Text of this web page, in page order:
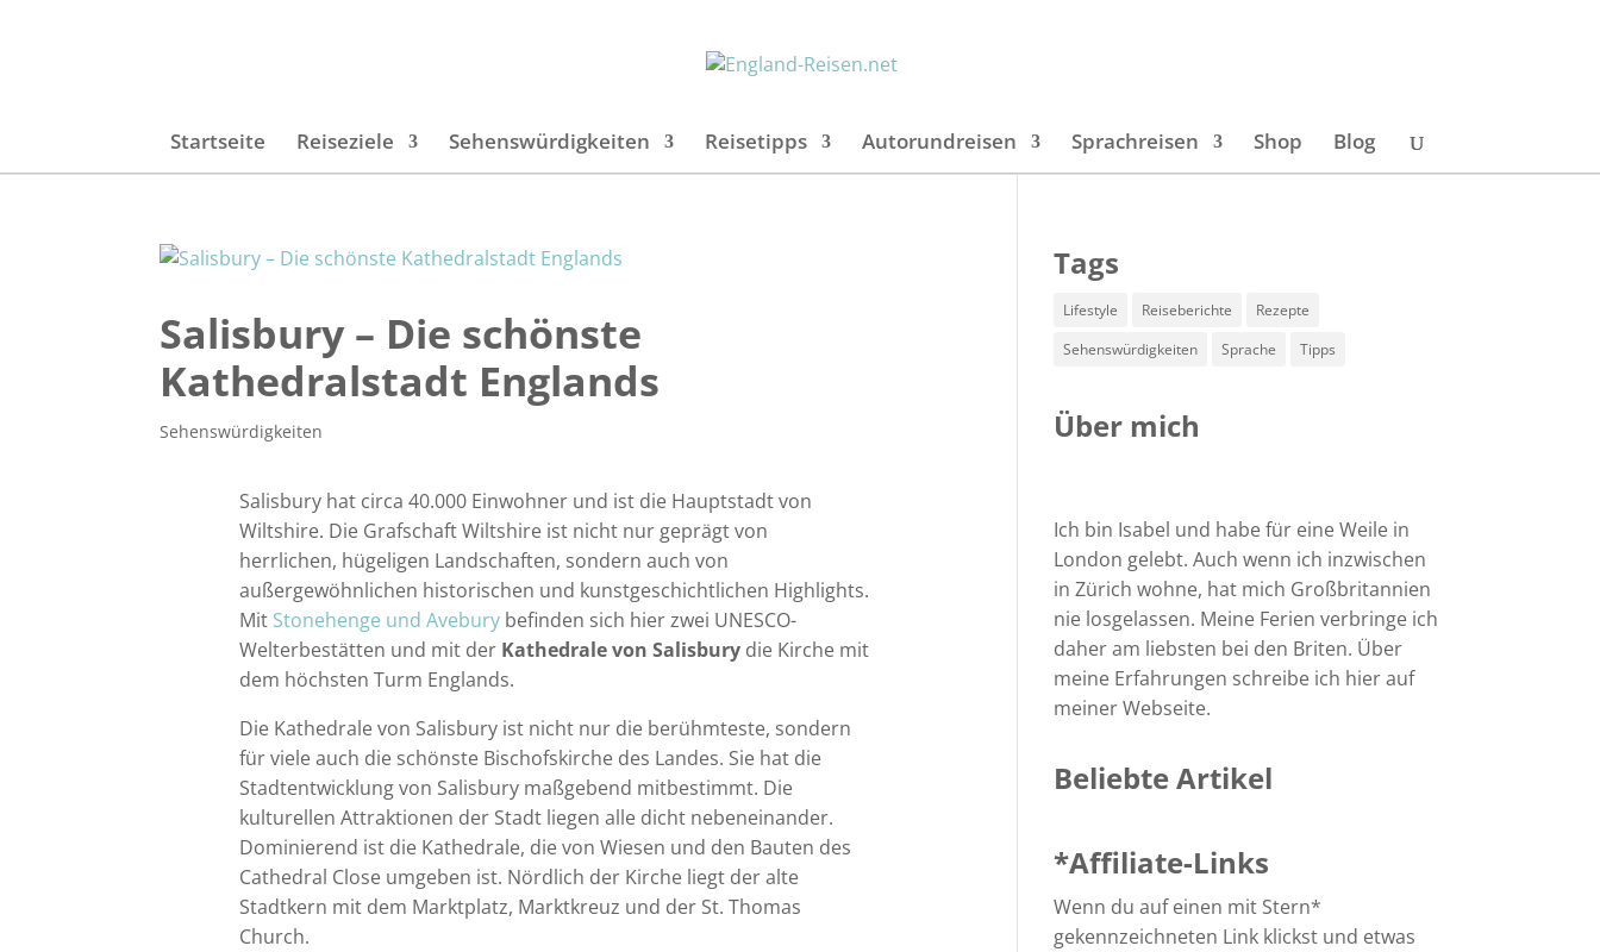
Startseite Reiseziele Sehenswürdigkeiten Reisetipps Autorundreisen Sprachreisen Shop Blog
Salisbury – Die schönste
Kathedralstadt Englands
Sehenswürdigkeiten
Salisbury hat circa 40.000 Einwohner und ist die Hauptstadt von
Wiltshire. Die Grafschaft Wiltshire ist nicht nur geprägt von
herrlichen, hügeligen Landschaften, sondern auch von
außergewöhnlichen historischen und kunstgeschichtlichen Highlights.
Mit Stonehenge und Aveburybefinden sich hier zwei UNESCO-
Welterbestätten und mit der Kathedrale von Salisburydie Kirche mit
dem höchsten Turm Englands.
Die Kathedrale von Salisbury ist nicht nur die berühmteste, sondern
für viele auch die schönste Bischofskirche des Landes. Sie hat die
Stadtentwicklung von Salisbury maßgebend mitbestimmt. Die
kulturellen Attraktionen der Stadt liegen alle dicht nebeneinander.
Dominierend ist die Kathedrale, die von Wiesen und den Bauten des
Cathedral Close umgeben ist. Nördlich der Kirche liegt der alte
Stadtkern mit dem Marktplatz, Marktkreuz und der St. Thomas
Church.
Tags
Lifestyle Reiseberichte
Rezepte
Sehenswürdigkeiten
Sprache Tipps
Über mich
Ich bin Isabel und habe für eine Weile in
London gelebt. Auch wenn ich inzwischen
in Zürich wohne, hat mich Großbritannien
nie losgelassen. Meine Ferien verbringe ich
daher am liebsten bei den Briten. Über
meine Erfahrungen schreibe ich hier auf
meiner Webseite.
Beliebte Artikel
*Affiliate-Links
Wenn du auf einen mit Stern*
gekennzeichneten Link klickst und etwas